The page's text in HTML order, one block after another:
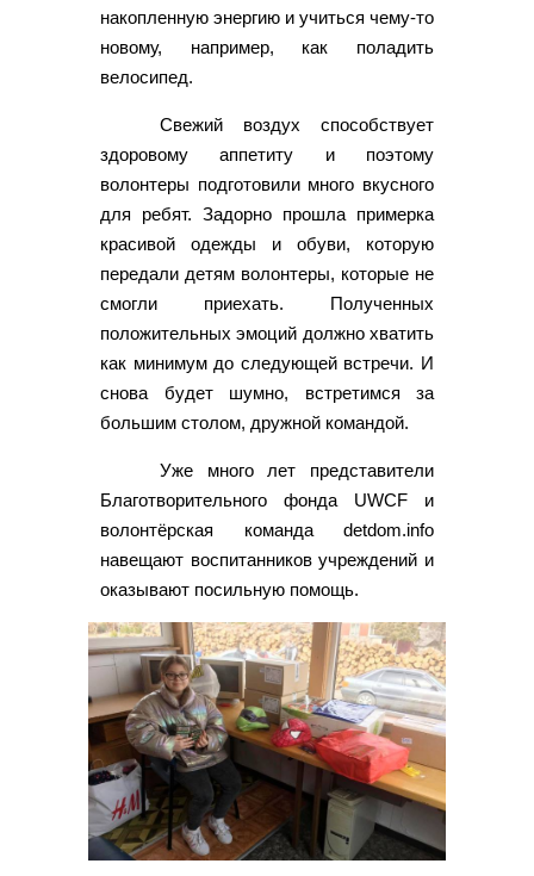
накопленную энергию и учиться чему-то
новому, например, как поладить
велосипед.
Свежий воздух способствует
здоровому аппетиту и поэтому
волонтеры подготовили много вкусного
для ребят. Задорно прошла примерка
красивой одежды и обуви, которую
передали детям волонтеры, которые не
смогли приехать. Полученных
положительных эмоций должно хватить
как минимум до следующей встречи. И
снова будет шумно, встретимся за
большим столом, дружной командой.
Уже много лет представители
Благотворительного фонда UWCF и
волонтёрская команда detdom.info
навещают воспитанников учреждений и
оказывают посильную помощь.